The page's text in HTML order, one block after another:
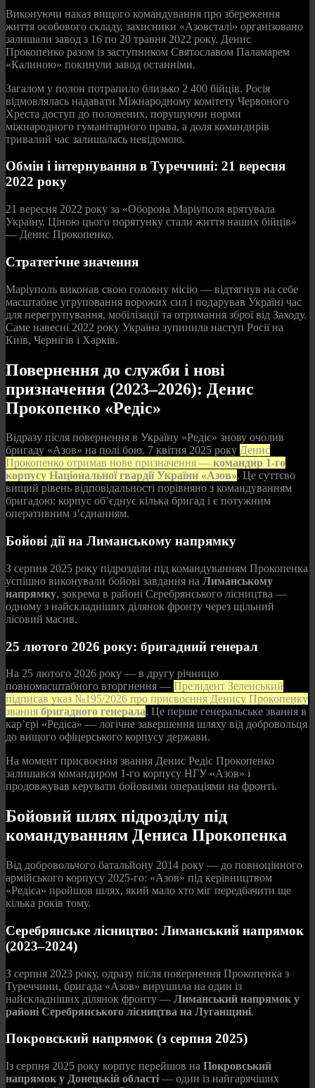
Виконуючи наказ вищого командування про збереження
життя особового складу, захисники «Азовсталі» організовано
залишали завод з 16 по 20 травня 2022 року. Денис
Прокопенко разом із заступником Святославом Паламарем
«Калиною» покинули завод останніми.
Загалом у полон потрапило близько 2 400 бійців. Росія
відмовлялась надавати Міжнародному комітету Червоного
Хреста доступ до полонених, порушуючи норми
міжнародного гуманітарного права, а доля командирів
тривалий час залишалась невідомою.
Обмін і інтернування в Туреччині: 21 вересня
2022 року
21 вересня 2022 року за «Оборона Маріуполя врятувала
Україну. Ціною цього порятунку стали життя наших бійців»
— Денис Прокопенко.
Стратегічне значення
Маріуполь виконав свою головну місію — відтягнув на себе
масштабне угруповання ворожих сил і подарував Україні час
для перегрупування, мобілізації та отримання зброї від Заходу.
Саме навесні 2022 року Україна зупинила наступ Росії на
Київ, Чернігів і Харків.
Повернення до служби і нові
призначення (2023–2026): Денис
Прокопенко «Редіс»
Відразу після повернення в Україну «Редіс» знову очолив
бригаду «Азов» на полі бою. 7 квітня 2025 року Денис
Прокопенко отримав нове призначення — командир 1-го
корпусу Національної гвардії України «Азов». Це суттєво
вищий рівень відповідальності порівняно з командуванням
бригадою: корпус об’єднує кілька бригад і є потужним
оперативним з’єднанням.
Бойові дії на Лиманському напрямку
З серпня 2025 року підрозділи під командуванням Прокопенка
успішно виконували бойові завдання на Лиманському
напрямку, зокрема в районі Серебрянського лісництва —
одному з найскладніших ділянок фронту через щільний
лісовий масив.
25 лютого 2026 року: бригадний генерал
На 25 лютого 2026 року — в другу річницю
повномасштабного вторгнення — Президент Зеленський
підписав указ №195/2026 про присвоєння Денису Прокопенку
звання бригадного генерала. Це перше генеральське звання в
кар’єрі «Редіса» — логічне завершення шляху від добровольця
до вищого офіцерського корпусу держави.
На момент присвоєння звання Денис Редіс Прокопенко
залишався командиром 1-го корпусу НГУ «Азов» і
продовжував керувати бойовими операціями на фронті.
Бойовий шлях підрозділу під
командуванням Дениса Прокопенка
Від добровольчого батальйону 2014 року — до повноцінного
армійського корпусу 2025-го: «Азов» під керівництвом
«Редіса» пройшов шлях, який мало хто міг передбачити ще
кілька років тому.
Серебрянське лісництво: Лиманський напрямок
(2023–2024)
З серпня 2023 року, одразу після повернення Прокопенка з
Туреччини, бригада «Азов» вирушила на один із
найскладніших ділянок фронту — Лиманський напрямок у
районі Серебрянського лісництва на Луганщині.
Покровський напрямок (з серпня 2025)
Із серпня 2025 року корпус перейшов на Покровський
напрямок у Донецькій області — один із найгарячіших